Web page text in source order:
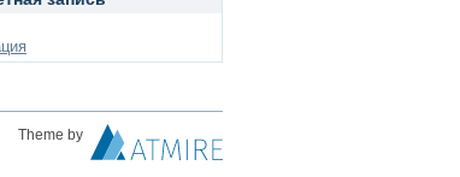
Theme by